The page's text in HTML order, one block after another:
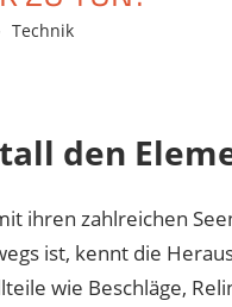
Technik
den
ihren zahlreichen
ist, kennt die
wie Beschläge,